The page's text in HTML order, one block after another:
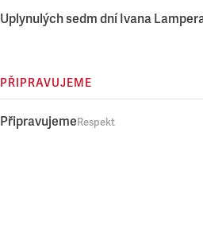
Uplynulých sedm dní Ivana
PŘIPRAVUJEME
PřipravujemeRespekt